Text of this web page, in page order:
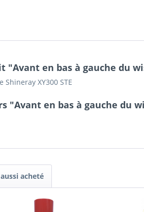
en bas à gauche du
XY300 STE
"Avant en bas à gauche du
acheté